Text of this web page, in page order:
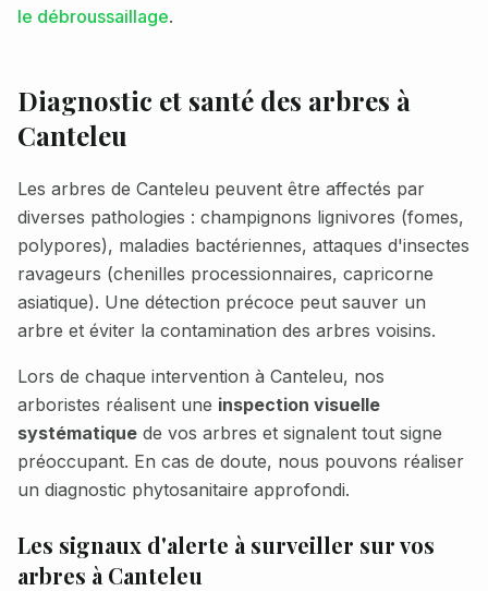
le débroussaillage.
Diagnostic et santé des arbres à
Canteleu
Les arbres de Canteleu peuvent être affectés par
diverses pathologies : champignons lignivores (fomes,
polypores), maladies bactériennes, attaques d'insectes
ravageurs (chenilles processionnaires, capricorne
asiatique). Une détection précoce peut sauver un
arbre et éviter la contamination des arbres voisins.
Lors de chaque intervention à Canteleu, nos
arboristes réalisent une inspection visuelle
systématique de vos arbres et signalent tout signe
préoccupant. En cas de doute, nous pouvons réaliser
un diagnostic phytosanitaire approfondi.
Les signaux d'alerte à surveiller sur vos
arbres à Canteleu